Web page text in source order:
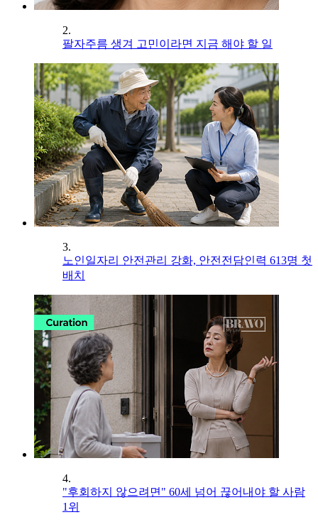
2.
팔자주름 생겨 고민이라면 지금 해야 할 일
3.
노인일자리 안전관리 강화, 안전전담인력 613명 첫
배치
4.
"후회하지 않으려면" 60세 넘어 끊어내야 할 사람
1위